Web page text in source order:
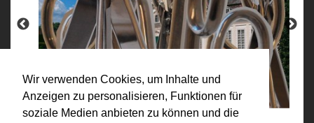
Wir verwenden Cookies, um Inhalte und
Anzeigen zu personalisieren, Funktionen für
soziale Medien anbieten zu können und die